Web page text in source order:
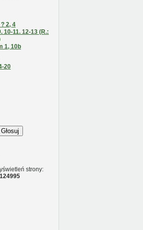
? 2, 4
10-11. 12-13 (R.:
1, 10b
20
Głosuj
strony:
124995